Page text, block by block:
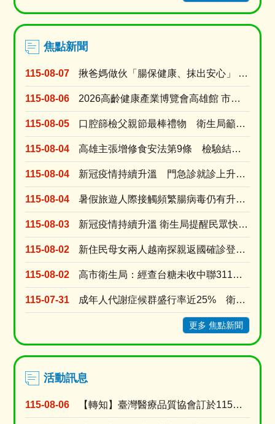
焦點新聞
115-08-07 揪爸媽做伙「腸保健康、抹出安心」 衛生局8月父親節篩檢專案送百元超商禮券
115-08-06 2026高齡健康產業博覽會高雄館 市府公私協力打造多元支持中高齡長輩生活方案
115-08-05 口腔篩檢父親節最棒禮物 衛生局籲家長戒檳做榜樣、青少年勇拒第一口檳榔
115-08-04 高雄主張增修食安法第9條 檢驗結果與粗油流向應申報 強化風險預警
115-08-04 新冠疫情持續升溫 門急診就診上升逾8成 新冠疫苗庫存僅1萬餘劑 近一周接種量是前一週的....
115-08-04 暑假旅遊人際接觸頻繁腸病毒仍有升溫風險 衛生局提醒勤洗手有症狀快就醫
115-08-03 新冠疫情持續升溫 衛生局提醒民眾快篩就醫別吃剩藥 以免延誤黃金治療期
115-08-02 新住民母女兩人越南探親返國確診登革熱 就診未告知旅遊史衛生局依法裁罰
115-08-02 高市衛生局：經查台糖未收中聯311油槽不合格半成品原料油 台糖涉及中聯油品7/9早已預防性下....
115-07-31 成年人代謝症候群盛行率近25% 衛生局推線上線下雙抽獎活動提升正確認
更多 焦點新聞
活動訊息
115-08-06 【轉知】臺灣醫療品質協會訂於115年9月8日假高雄榮民總醫院門診大樓第二會議室舉辦「護理人的....